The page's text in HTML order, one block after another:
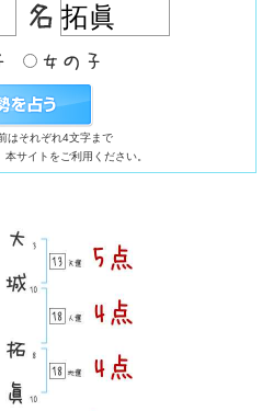
はそれぞれ4文字まで
本サイトをご利用ください。